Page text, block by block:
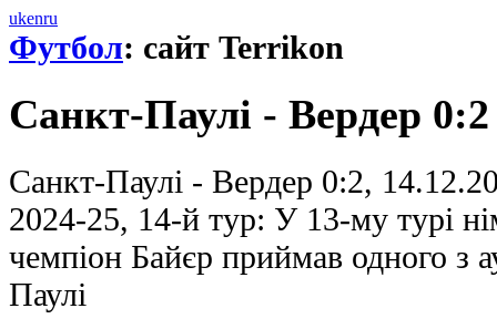
ukenru
Футбол: сайт Terrikon
Санкт-Паулі - Вердер 0:2
Санкт-Паулі - Вердер 0:2,
2024-25, 14-й тур: У 13-му турі
чемпіон Байєр приймав одного з
Паулі